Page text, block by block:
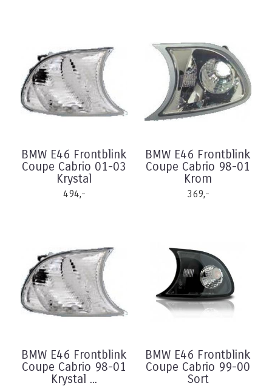
BMW E46 Frontblink
Coupe Cabrio 01-03
Krystal
494,-
BMW E46 Frontblink
Coupe Cabrio 98-01
Krom
369,-
BMW E46 Frontblink
Coupe Cabrio 98-01
Krystal ...
BMW E46 Frontblink
Coupe Cabrio 99-00
Sort